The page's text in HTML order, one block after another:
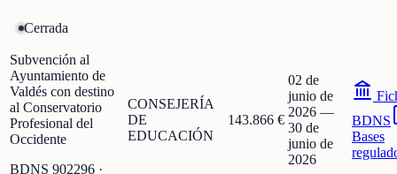
Cerrada
Subvención al
Ayuntamiento de
Valdés con destino
al Conservatorio
Profesional del
Occidente
BDNS 902296 ·
CONSEJERÍA
DE
EDUCACIÓN
143.866 €
02 de
junio de
2026 —
30 de
junio de
2026
BDNS
Bases